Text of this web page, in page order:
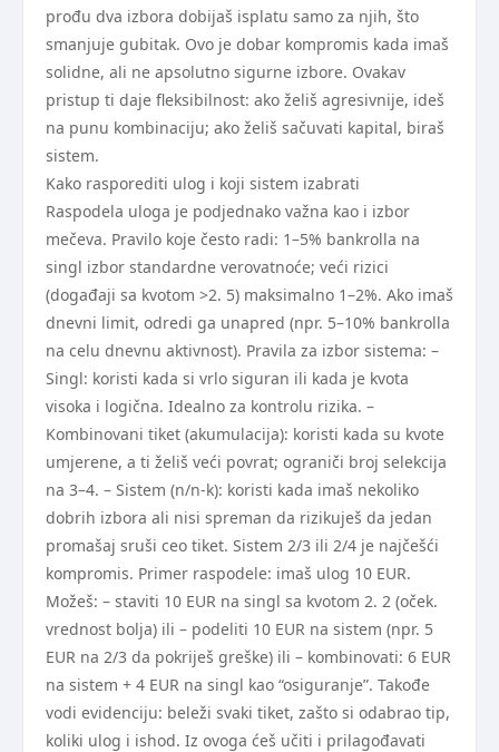
prođu dva izbora dobijaš isplatu samo za njih, što
smanjuje gubitak. Ovo je dobar kompromis kada imaš
solidne, ali ne apsolutno sigurne izbore. Ovakav
pristup ti daje fleksibilnost: ako želiš agresivnije, ideš
na punu kombinaciju; ako želiš sačuvati kapital, biraš
sistem.
Kako rasporediti ulog i koji sistem izabrati
Raspodela uloga je podjednako važna kao i izbor
mečeva. Pravilo koje često radi: 1–5% bankrolla na
singl izbor standardne verovatnoće; veći rizici
(događaji sa kvotom >2. 5) maksimalno 1–2%. Ako imaš
dnevni limit, odredi ga unapred (npr. 5–10% bankrolla
na celu dnevnu aktivnost). Pravila za izbor sistema: –
Singl: koristi kada si vrlo siguran ili kada je kvota
visoka i logična. Idealno za kontrolu rizika. –
Kombinovani tiket (akumulacija): koristi kada su kvote
umjerene, a ti želiš veći povrat; ograniči broj selekcija
na 3–4. – Sistem (n/n-k): koristi kada imaš nekoliko
dobrih izbora ali nisi spreman da rizikuješ da jedan
promašaj sruši ceo tiket. Sistem 2/3 ili 2/4 je najčešći
kompromis. Primer raspodele: imaš ulog 10 EUR.
Možeš: – staviti 10 EUR na singl sa kvotom 2. 2 (oček.
vrednost bolja) ili – podeliti 10 EUR na sistem (npr. 5
EUR na 2/3 da pokriješ greške) ili – kombinovati: 6 EUR
na sistem + 4 EUR na singl kao “osiguranje”. Takođe
vodi evidenciju: beleži svaki tiket, zašto si odabrao tip,
koliki ulog i ishod. Iz ovoga ćeš učiti i prilagođavati